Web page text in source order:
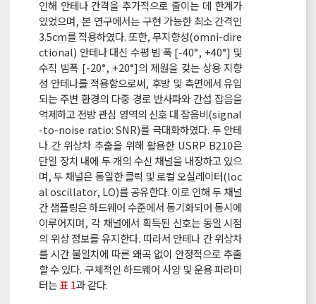
인해 안테나 간격을 추가적으로 줄이는 데 한계가
있었으며, 본 연구에서는 구현 가능한 최소 간격인
3.5cm를 적용하였다. 또한, 무지향성(omni-dire
ctional) 안테나 대신 수평 빔 폭 [-40°, +40°] 및
수직 빔폭 [-20°, +20°]의 제원을 갖는 상용 지향
성 안테나를 적용함으로써, 후방 및 측면에서 유입
되는 주변 환경의 다중 경로 반사파와 간섭 잡음을
억제하고 전방 관심 영역의 신호 대 잡음비(signal
-to-noise ratio: SNR)를 극대화하였다. 두 안테
나 간 위상차 추출을 위해 활용한 USRP B210은
단일 장치 내에 두 개의 수신 채널을 내장하고 있으
며, 두 채널은 동일한 클럭 및 로컬 오실레이터(loc
al oscillator, LO)를 공유한다. 이로 인해 두 채널
간 샘플링은 하드웨어 수준에서 동기화되어 동시에
이루어지며, 각 채널에서 획득된 신호는 동일 시점
의 위상 정보를 유지한다. 따라서 안테나 간 위상차
를 시간 불일치에 따른 왜곡 없이 안정적으로 추출
할 수 있다. 구체적인 하드웨어 사양 및 운용 파라미
터는표 1과 같다.